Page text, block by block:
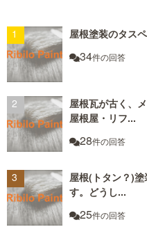
屋根塗装のタス
34件の回答
屋根瓦が古く、
屋根屋・リフ...
28件の回答
屋根(トタン？)
す。どうし...
25件の回答